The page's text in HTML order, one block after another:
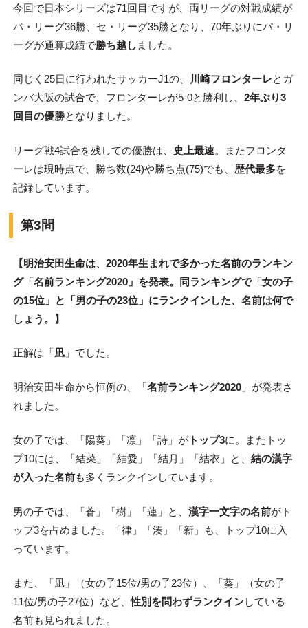
今回で日本シリーズは71回目ですが、両リーグの対戦成績が
パ・リーグ36勝、セ・リーグ35勝となり、70年ぶりにパ・リ
ーグが通算成績で勝ち越し ました。
同じく25日に行われたサッカーJ1の、 川崎フロンターレとガ
ンバ大阪の試合で、フロンターレが5-0と勝利し、 2年ぶり3
回目の優勝となりました。
リーグ戦4試合を残しての優勝は、 史上最速。またフロンタ
ーレは現時点で、勝ち数(24)や勝ち点(75)でも、 歴代最多を
記録しています。
第3問
【明治安田生命は、2020年生まれで多かった名前のランキン
グ「名前ランキング2020」を発表。同ランキングで「女の子
の15位」と「男の子の23位」にランクインした、名前は何で
しょう。】
正解は「凪」でした。
明治安田生命から恒例の、「名前ランキング2020」が発表さ
れました。
女の子では、「陽葵」「凛」「詩」がトップ3に。またトッ
プ10には、「結菜」「結愛」「結月」「結衣」と、 結の漢字
が入った名前も多くランクインしています。
男の子では、「蒼」「樹」「蓮」と、 漢字一文字の名前がト
ップ3を占めました。「律」「湊」「新」も、トップ10に入
っています。
また、「凪」（女の子15位/男の子23位）、「葵」（女の子
11位/男の子27位）など、性別を問わずランクインしている
名前も見られました。